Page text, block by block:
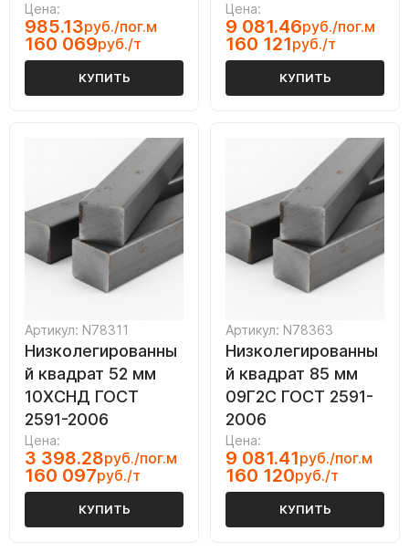
Цена:
985.13руб./пог.м
160 069руб./т
КУПИТЬ
Цена:
9 081.46руб./пог.м
160 121руб./т
КУПИТЬ
Артикул: N78311
Низколегированны
й квадрат 52 мм
10ХСНД ГОСТ
2591-2006
Цена:
3 398.28руб./пог.м
160 097руб./т
КУПИТЬ
Артикул: N78363
Низколегированны
й квадрат 85 мм
09Г2С ГОСТ 2591-
2006
Цена:
9 081.41руб./пог.м
160 120руб./т
КУПИТЬ